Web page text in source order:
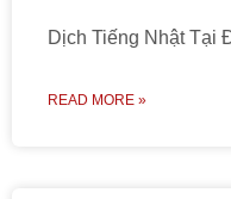
Dịch Tiếng Nhật Tại
READ MORE »